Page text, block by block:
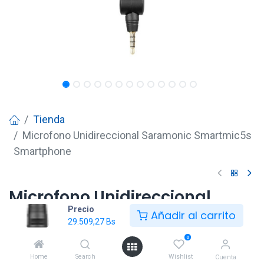
Precio
29.509,27Bs Añadir al carrito
Home Search
0
Wishlist Cuenta
Tienda
Microfono Unidireccional Saramonic Smartmic5s
Smartphone
Microfono Unidireccional
Saramonic Smartmic5s
Smartphone